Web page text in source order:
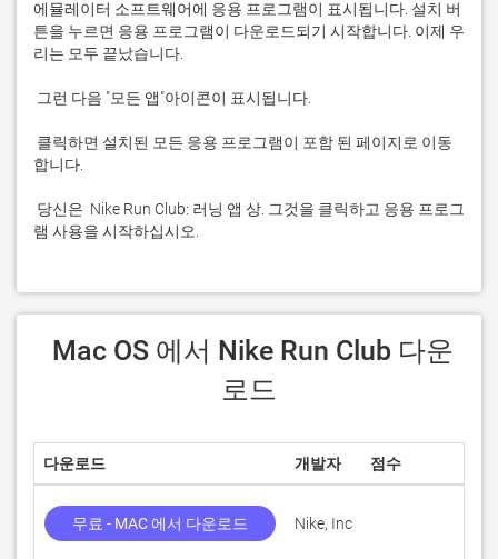
에뮬레이터 소프트웨어에 응용 프로그램이 표시됩니다. 설치 버
튼을 누르면 응용 프로그램이 다운로드되기 시작합니다. 이제 우
램 사용을 시작하십시오.
로드
다운로드 개발자 점수
무료 - MAC 에서 다운로드 Nike, Inc